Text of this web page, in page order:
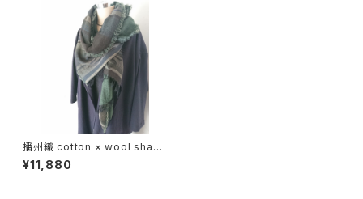
播州織 cotton × wool shawl
__ border 220 群峰K
¥11,880